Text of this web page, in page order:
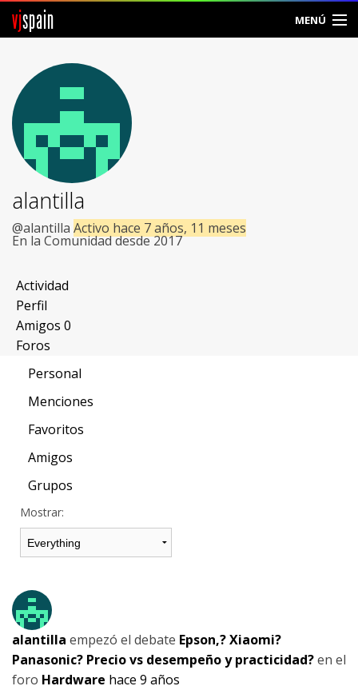
vjspain MENÚ
Foros
Noticias
Vjspain
Ayuda
Contacto
Entrar
Crear Cuenta
alantilla
@alantilla Activo hace 7 años, 11 meses
En la Comunidad desde 2017
Actividad
Perfil
Amigos 0
Foros
Personal
Menciones
Favoritos
Amigos
Grupos
Mostrar:
alantilla empezó el debate Epson,? Xiaomi?
Panasonic? Precio vs desempeño y practicidad?en el
foro Hardware hace 9 años